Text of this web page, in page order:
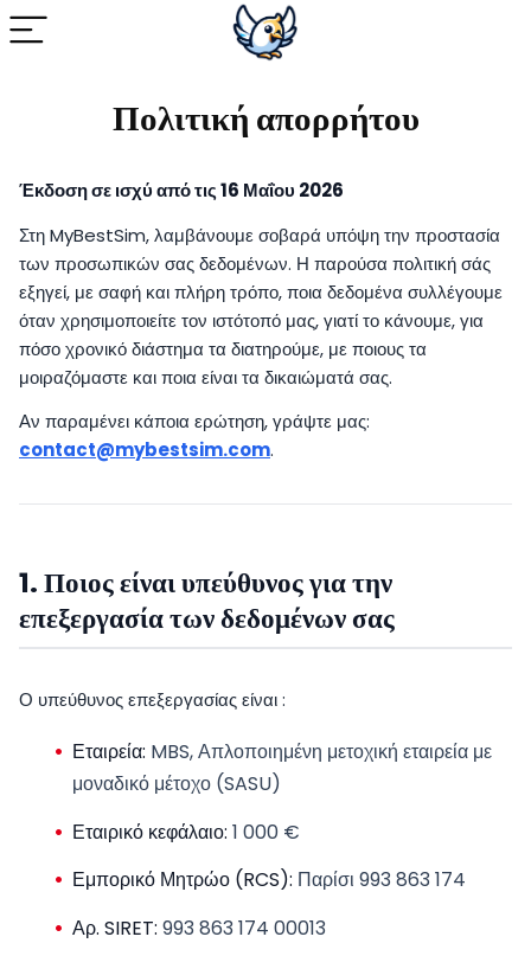
Πολιτική απορρήτου
Έκδοση σε ισχύ από τις 16 Μαΐου 2026
Στη MyBestSim, λαμβάνουμε σοβαρά υπόψη την προστασία
των προσωπικών σας δεδομένων. Η παρούσα πολιτική σάς
εξηγεί, με σαφή και πλήρη τρόπο, ποια δεδομένα συλλέγουμε
όταν χρησιμοποιείτε τον ιστότοπό μας, γιατί το κάνουμε, για
πόσο χρονικό διάστημα τα διατηρούμε, με ποιους τα
μοιραζόμαστε και ποια είναι τα δικαιώματά σας.
Αν παραμένει κάποια ερώτηση, γράψτε μας:
contact@mybestsim.com.
1. Ποιος είναι υπεύθυνος για την
επεξεργασία των δεδομένων σας
Ο υπεύθυνος επεξεργασίας είναι :
Εταιρεία: MBS, Απλοποιημένη μετοχική εταιρεία με
μοναδικό μέτοχο (SASU)
Εταιρικό κεφάλαιο: 1 000 €
Εμπορικό Μητρώο (RCS): Παρίσι 993 863 174
Αρ. SIRET: 993 863 174 00013